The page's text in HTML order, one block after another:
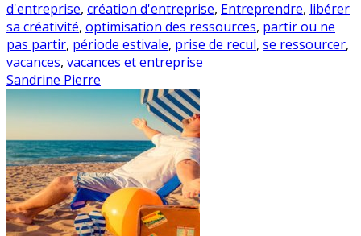
d'entreprise, création d'entreprise, Entreprendre, libérer
sa créativité, optimisation des ressources, partir ou ne
pas partir, période estivale, prise de recul, se ressourcer,
vacances, vacances et entreprise
Sandrine Pierre